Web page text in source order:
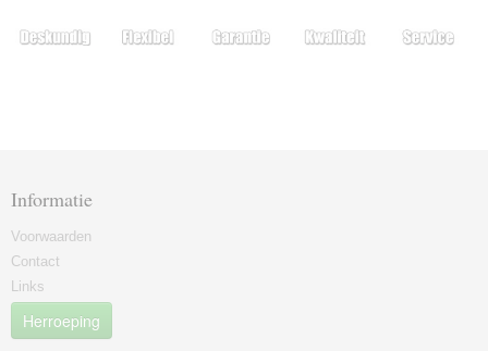
Informatie
Voorwaarden
Contact
Links
Herroeping